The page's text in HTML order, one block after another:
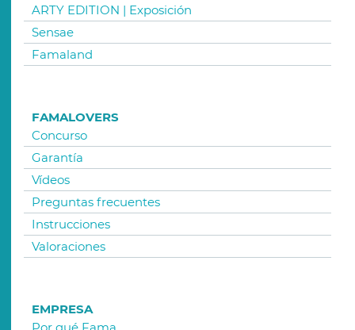
ARTY EDITION | Exposición
Sensae
Famaland
FAMALOVERS
Concurso
Garantía
Vídeos
Preguntas frecuentes
Instrucciones
Valoraciones
EMPRESA